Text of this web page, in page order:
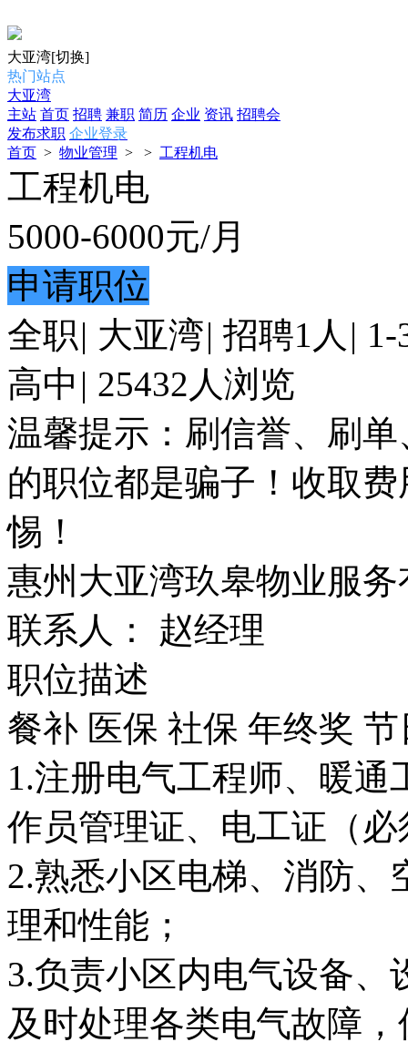
大亚湾[切换]
热门站点
大亚湾
主站 首页 招聘 兼职 简历 企业 资讯 招聘会
发布求职 企业登录
首页 > 物业管理 > > 工程机电
工程机电
5000-6000元/月
申请职位
全职| 大亚湾| 招聘1人 | 1-
高中 | 25432人浏览
温馨提示：刷信誉、刷
的职位都是骗子！收取
惕！
惠州大亚湾玖皋物业服
联系人： 赵经理
职位描述
餐补 医保 社保 年终奖 节
1.注册电气工程师、暖
作员管理证、电工证（
2.熟悉小区电梯、消防
理和性能；
3.负责小区内电气设备
及时处理各类电气故障